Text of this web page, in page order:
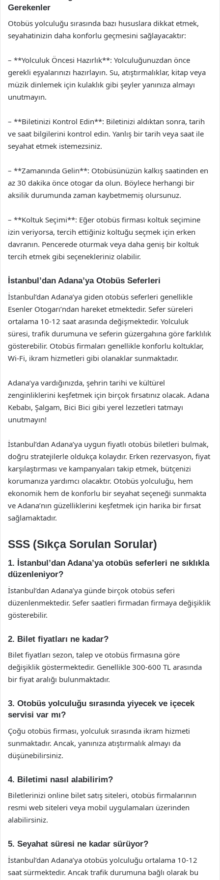
Gerekenler
Otobüs yolculuğu sırasında bazı hususlara dikkat etmek,
seyahatinizin daha konforlu geçmesini sağlayacaktır:
– **Yolculuk Öncesi Hazırlık**: Yolculuğunuzdan önce
gerekli eşyalarınızı hazırlayın. Su, atıştırmalıklar, kitap veya
müzik dinlemek için kulaklık gibi şeyler yanınıza almayı
unutmayın.
– **Biletinizi Kontrol Edin**: Biletinizi aldıktan sonra, tarih
ve saat bilgilerini kontrol edin. Yanlış bir tarih veya saat ile
seyahat etmek istemezsiniz.
– **Zamanında Gelin**: Otobüsünüzün kalkış saatinden en
az 30 dakika önce otogar da olun. Böylece herhangi bir
aksilik durumunda zaman kaybetmemiş olursunuz.
– **Koltuk Seçimi**: Eğer otobüs firması koltuk seçimine
izin veriyorsa, tercih ettiğiniz koltuğu seçmek için erken
davranın. Pencerede oturmak veya daha geniş bir koltuk
tercih etmek gibi seçenekleriniz olabilir.
İstanbul’dan Adana’ya Otobüs Seferleri
İstanbul’dan Adana’ya giden otobüs seferleri genellikle
Esenler Otogarı’ndan hareket etmektedir. Sefer süreleri
ortalama 10-12 saat arasında değişmektedir. Yolculuk
süresi, trafik durumuna ve seferin güzergahına göre farklılık
gösterebilir. Otobüs firmaları genellikle konforlu koltuklar,
Wi-Fi, ikram hizmetleri gibi olanaklar sunmaktadır.
Adana’ya vardığınızda, şehrin tarihi ve kültürel
zenginliklerini keşfetmek için birçok fırsatınız olacak. Adana
Kebabı, Şalgam, Bici Bici gibi yerel lezzetleri tatmayı
unutmayın!
İstanbul’dan Adana’ya uygun fiyatlı otobüs biletleri bulmak,
doğru stratejilerle oldukça kolaydır. Erken rezervasyon, fiyat
karşılaştırması ve kampanyaları takip etmek, bütçenizi
korumanıza yardımcı olacaktır. Otobüs yolculuğu, hem
ekonomik hem de konforlu bir seyahat seçeneği sunmakta
ve Adana’nın güzelliklerini keşfetmek için harika bir fırsat
sağlamaktadır.
SSS (Sıkça Sorulan Sorular)
1. İstanbul’dan Adana’ya otobüs seferleri ne sıklıkla
düzenleniyor?
İstanbul’dan Adana’ya günde birçok otobüs seferi
düzenlenmektedir. Sefer saatleri firmadan firmaya değişiklik
gösterebilir.
2. Bilet fiyatları ne kadar?
Bilet fiyatları sezon, talep ve otobüs firmasına göre
değişiklik göstermektedir. Genellikle 300-600 TL arasında
bir fiyat aralığı bulunmaktadır.
3. Otobüs yolculuğu sırasında yiyecek ve içecek
servisi var mı?
Çoğu otobüs firması, yolculuk sırasında ikram hizmeti
sunmaktadır. Ancak, yanınıza atıştırmalık almayı da
düşünebilirsiniz.
4. Biletimi nasıl alabilirim?
Biletlerinizi online bilet satış siteleri, otobüs firmalarının
resmi web siteleri veya mobil uygulamaları üzerinden
alabilirsiniz.
5. Seyahat süresi ne kadar sürüyor?
İstanbul’dan Adana’ya otobüs yolculuğu ortalama 10-12
saat sürmektedir. Ancak trafik durumuna bağlı olarak bu